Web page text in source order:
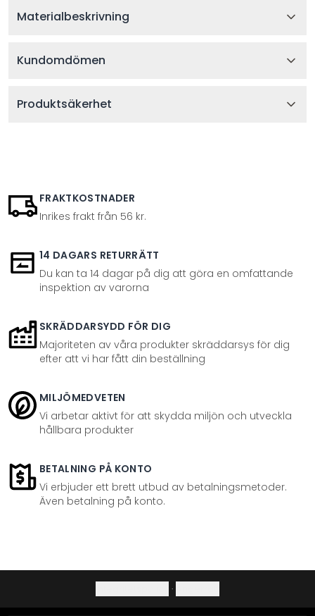
Materialbeskrivning
Kundomdömen
Produktsäkerhet
FRAKTKOSTNADER
Inrikes frakt från 56 kr.
14 DAGARS RETURRÄTT
Du kan ta 14 dagar på dig att göra en omfattande
inspektion av varorna
SKRÄDDARSYDD FÖR DIG
Majoriteten av våra produkter skräddarsys för dig
efter att vi har fått din beställning
MILJÖMEDVETEN
Vi arbetar aktivt för att skydda miljön och utveckla
hållbara produkter
BETALNING PÅ KONTO
Vi erbjuder ett brett utbud av betalningsmetoder.
Även betalning på konto.
·